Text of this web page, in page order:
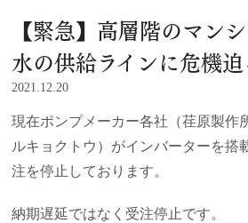
【緊急】高層階のマン
水の供給ラインに危機迫
2021.12.20
現在ポンプメーカー各社（荏原製作
ルキョクトウ）がインバーターを搭
注を停止しております。
納期遅延ではなく受注停止です。